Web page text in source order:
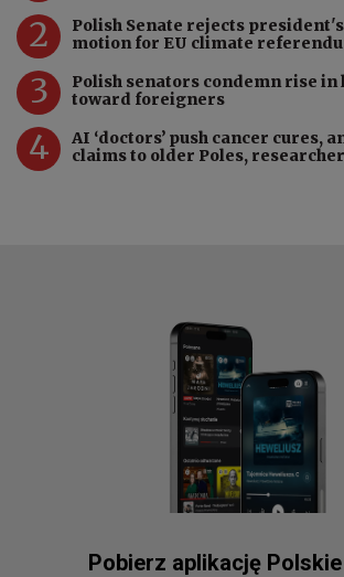
2
Polish Senate rejects
motion for EU climate
3
Polish senators condemn rise
toward foreigners
4
AI ‘doctors’ push cancer cures,
claims to older Poles,
Pobierz aplikację